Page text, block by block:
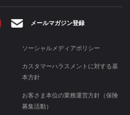
YouTube メールマガジン登録
ソーシャルメディアポリシー
カスタマーハラスメントに対する基
本方針
お客さま本位の業務運営方針（保険
募集活動）